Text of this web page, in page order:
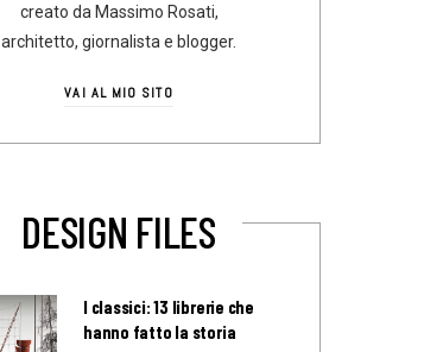
creato da Massimo Rosati,
architetto, giornalista e blogger.
VAI AL MIO SITO
DESIGN FILES
I classici: 13 librerie che
hanno fatto la storia